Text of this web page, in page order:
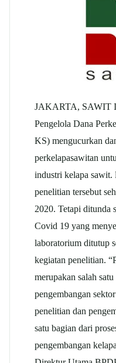
JAKARTA, SAWIT
Pengelola Dana
KS) mengucurkan
perkelapasawitan
industri kelapa sawit.
penelitian tersebut
2020. Tetapi ditunda
Covid 19 yang
laboratorium ditutup
kegiatan penelitian.
merupakan salah
pengembangan
penelitian dan
satu bagian dari
pengembangan